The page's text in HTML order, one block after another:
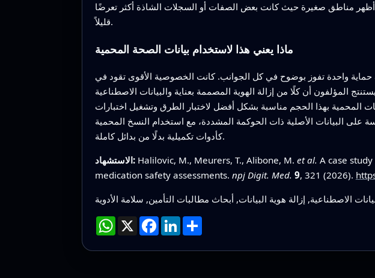
أظهر مناطق صغيرة حيث كانت بعض الصفات أو السجلات الشاذة أكثر تعرضًا
قليلاً.
ماذا يعني هذا لاستخدام بيانات الصحة المحمية
حماية واحدة تفوز بوضوح في كل الجوانب. كانت الخصوصية الأقوى تقود في
المؤلفون أن كلًا من إزالة الهوية المصممة بعناية والبيانات الاصطناعية
المحمية بهذا الحجم مناسبة بشكل أفضل لاختبار الطرق وتشغيل اختبارات
على البيانات الأصلية ذات الحوكمة المشددة، مع استخدام النسخ المحمية
كأدوات تكميلية بدلًا من بدائل كاملة.
الاستشهاد: Halilovic, M., Meurers, T., Alibone, M. et al. A case
medication safety assessments. npj Digit. Med. 9, 321 (2026).
الاصطناعية, إزالة هوية البيانات, أبحاث مطالبات التأمين, سلامة الأدوية
WhatsApp
X Facebook
LinkedIn
انشر